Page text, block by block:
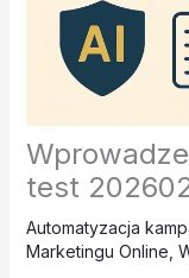
test
Automatyzacja
Marketingu Online